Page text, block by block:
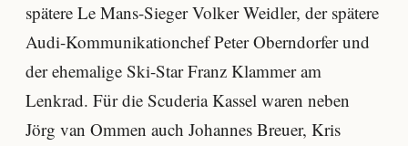
spätere Le Mans-Sieger Volker Weidler, der spätere
Audi-Kommunikationchef Peter Oberndorfer und
der ehemalige Ski-Star Franz Klammer am
Lenkrad. Für die Scuderia Kassel waren neben
Jörg van Ommen auch Johannes Breuer, Kris